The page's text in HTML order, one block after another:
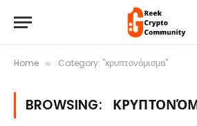
Home » Category: "κρυπτονόμισμα"
BROWSING: